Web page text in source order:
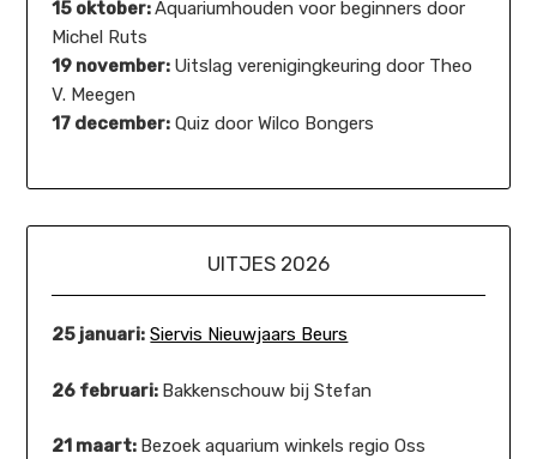
15 oktober:Aquariumhouden voor beginners door
Michel Ruts
19 november: Uitslag verenigingkeuring door Theo
V. Meegen
17 december: Quiz door Wilco Bongers
UITJES 2026
25 januari: Siervis Nieuwjaars Beurs
26 februari: Bakkenschouw bij Stefan
21 maart: Bezoek aquarium winkels regio Oss